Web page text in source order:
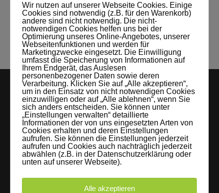
stefanie schumacher
Studio Leipzig
susann jehnichen
Tageslicht visagistin
LEIPZIGS MIETSTUDIO
Hier lassen sich Foto- und Videoproduktionen aller Art in
Wir nutzen auf unserer Webseite Cookies. Einige
Cookies sind notwendig (z.B. für den Warenkorb)
andere sind nicht notwendig. Die nicht-
notwendigen Cookies helfen uns bei der
Optimierung unseres Online-Angebotes, unserer
Webseitenfunktionen und werden für
Marketingzwecke eingesetzt. Die Einwilligung
umfasst die Speicherung von Informationen auf
Ihrem Endgerät, das Auslesen
personenbezogener Daten sowie deren
Verarbeitung. Klicken Sie auf „Alle akzeptieren“,
um in den Einsatz von nicht notwendigen Cookies
einzuwilligen oder auf „Alle ablehnen“, wenn Sie
sich anders entscheiden. Sie können unter
„Einstellungen verwalten“ detaillierte
Informationen der von uns eingesetzten Arten von
Cookies erhalten und deren Einstellungen
aufrufen. Sie können die Einstellungen jederzeit
aufrufen und Cookies auch nachträglich jederzeit
abwählen (z.B. in der Datenschutzerklärung oder
unten auf unserer Webseite).
Alle akzeptieren